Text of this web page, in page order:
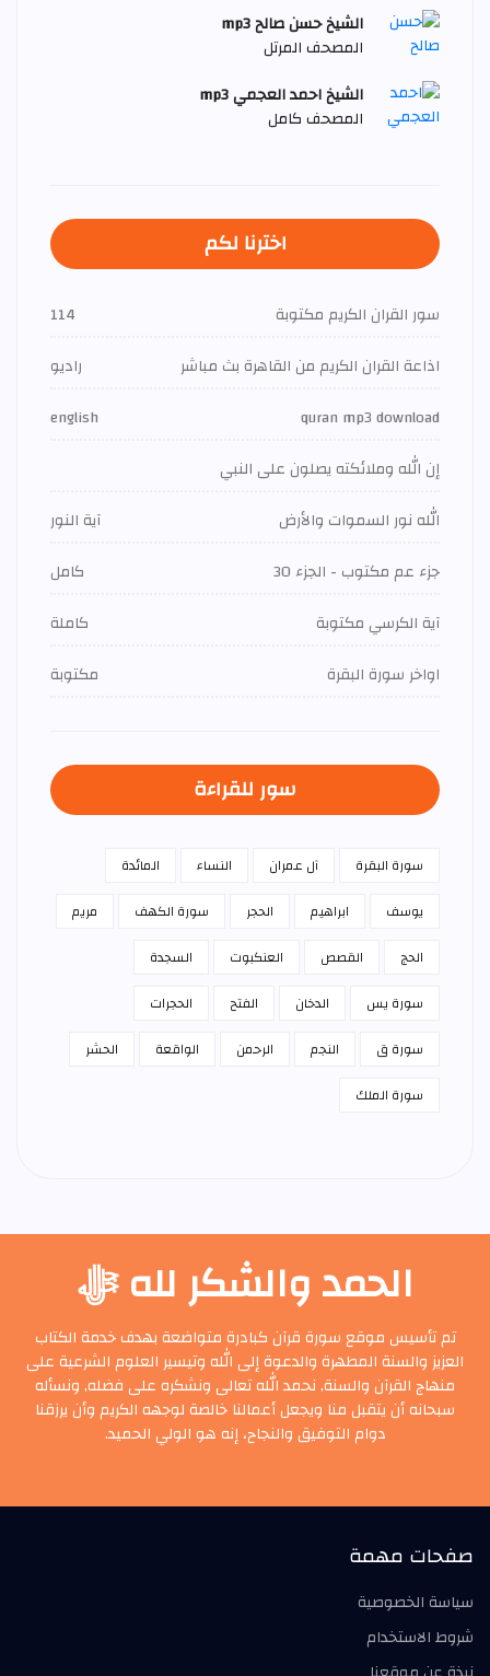
الشيخ حسن صالح mp3
المصحف المرتل
الشيخ احمد العجمي mp3
المصحف كامل
اخترنا لكم
سور القران الكريم مكتوبة
114
اذاعة القران الكريم من القاهرة بث مباشر
راديو
quran mp3 download
english
إن الله وملائكته يصلون على النبي
الله نور السموات والأرض
آية النور
جزء عم مكتوب - الجزء 30
كامل
آية الكرسي مكتوبة
كاملة
اواخر سورة البقرة
مكتوبة
سور للقراءة
سورة البقرة آل عمران النساء
المائدة
يوسف
ابراهيم الحجر سورة الكهف
مريم
الحج
القصص العنكبوت
السجدة
سورة يس
الدخان الفتح
الحجرات
سورة ق
النجم الرحمن الواقعة
الحشر
سورة الملك
الحمد والشكر لله ﷻ
تم تأسيس موقع سورة قرآن كبادرة متواضعة بهدف خدمة الكتاب
العزيز والسنة المطهرة والدعوة إلى الله وتيسير العلوم الشرعية على
منهاج القرآن والسنة, نحمد الله تعالى ونشكره على فضله, ونسأله
سبحانه أن يتقبل منا ويجعل أعمالنا خالصة لوجهه الكريم وأن يرزقنا
دوام التوفيق والنجاح، إنه هو الولي الحميد.
صفحات مهمة
سياسة الخصوصية
شروط الاستخدام